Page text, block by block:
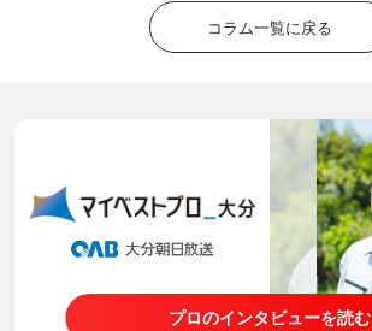
コラム一覧に戻る
プロのインタビューを読む